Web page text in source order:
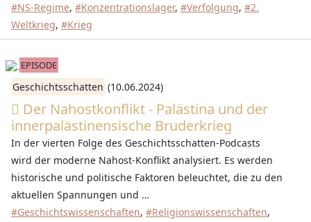
#NS-Regime, #Konzentrationslager, #Verfolgung, #2.
Weltkrieg, #Krieg
EPISODE
Geschichtsschatten (10.06.2024)
Der Nahostkonflikt - Palästina und der
innerpalästinensische Bruderkrieg
In der vierten Folge des Geschichtsschatten-Podcasts
wird der moderne Nahost-Konflikt analysiert. Es werden
historische und politische Faktoren beleuchtet, die zu den
aktuellen Spannungen und …
#Geschichtswissenschaften, #Religionswissenschaften,